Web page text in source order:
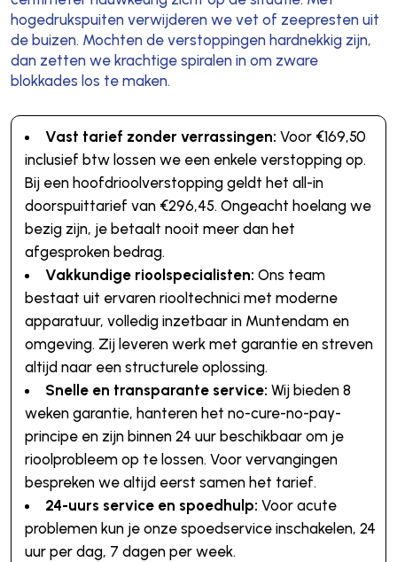
hogedrukspuiten verwijderen we vet of zeepresten uit
de buizen. Mochten de verstoppingen hardnekkig zijn,
dan zetten we krachtige spiralen in om zware
blokkades los te maken.
Vast tarief zonder verrassingen: Voor €169,50
inclusief btw lossen we een enkele verstopping op.
Bij een hoofdrioolverstopping geldt het all-in
doorspuittarief van €296,45. Ongeacht hoelang we
bezig zijn, je betaalt nooit meer dan het
afgesproken bedrag.
Vakkundige rioolspecialisten: Ons team
bestaat uit ervaren riooltechnici met moderne
apparatuur, volledig inzetbaar in Muntendam en
omgeving. Zij leveren werk met garantie en streven
altijd naar een structurele oplossing.
Snelle en transparante service: Wij bieden 8
weken garantie, hanteren het no-cure-no-pay-
principe en zijn binnen 24 uur beschikbaar om je
rioolprobleem op te lossen. Voor vervangingen
bespreken we altijd eerst samen het tarief.
24-uurs service en spoedhulp: Voor acute
problemen kun je onze spoedservice inschakelen, 24
uur per dag, 7 dagen per week.